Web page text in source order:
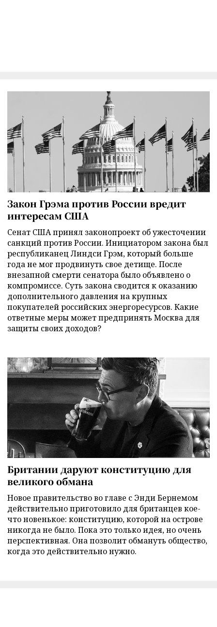
Закон Грэма против России вредит
интересам США
Сенат США принял законопроект об ужесточении
санкций против России. Инициатором закона был
республиканец Линдси Грэм, который больше
года не мог продвинуть свое детище. После
внезапной смерти сенатора было объявлено о
компромиссе. Суть закона сводится к оказанию
дополнительного давления на крупных
покупателей российских энергоресурсов. Какие
ответные меры может предпринять Москва для
защиты своих доходов?
Британии даруют конституцию для
великого обмана
Новое правительство во главе с Энди Бернемом
действительно приготовило для британцев кое-
что новенькое: конституцию, которой на острове
никогда не было. Пока это только идея, но очень
перспективная. Она позволит обмануть общество,
когда это действительно нужно.